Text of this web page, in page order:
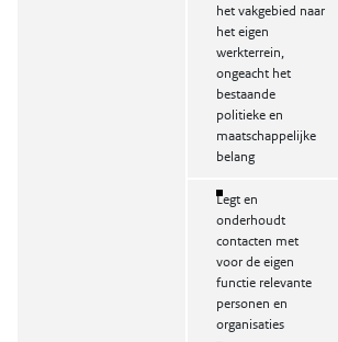
het vakgebied naar
het eigen
werkterrein,
ongeacht het
bestaande
politieke en
maatschappelijke
belang
Legt en
onderhoudt
contacten met
voor de eigen
functie relevante
personen en
organisaties